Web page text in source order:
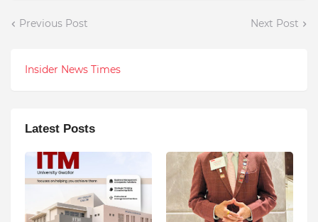
Previous Post Next Post
Insider News Times
Latest Posts